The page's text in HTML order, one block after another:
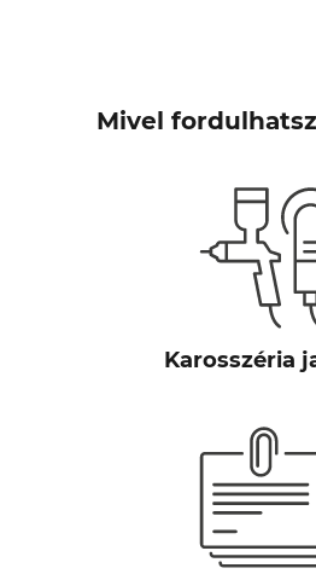
Mivel
Karosszéria